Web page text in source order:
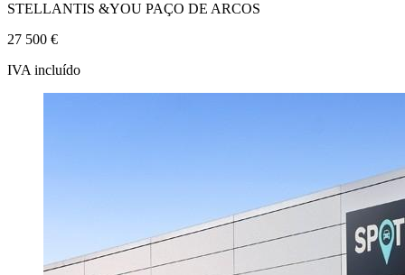
STELLANTIS &YOU PAÇO DE ARCOS
27 500 €
IVA incluído